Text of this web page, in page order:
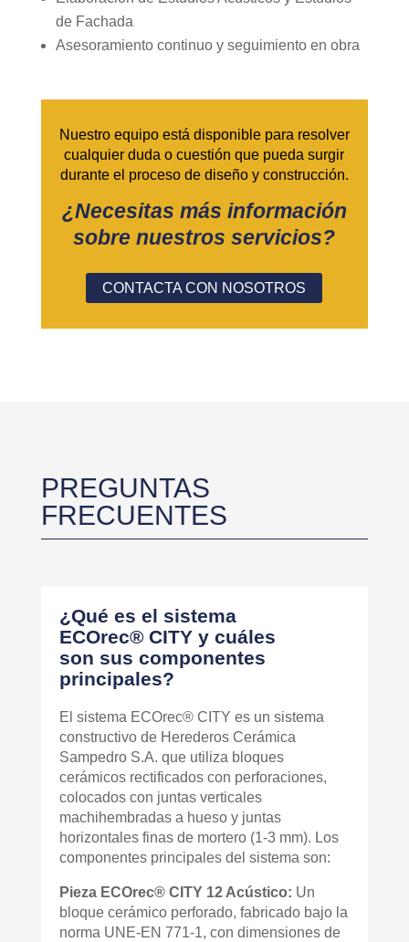
de Fachada
Asesoramiento continuo y seguimiento en obra
Nuestro equipo está disponible para resolver
cualquier duda o cuestión que pueda surgir
durante el proceso de diseño y construcción.
¿Necesitas más información
sobre nuestros servicios?
CONTACTA CON NOSOTROS
PREGUNTAS
FRECUENTES
¿Qué es el sistema
ECOrec® CITY y cuáles
son sus componentes
principales?
El sistema ECOrec® CITY es un sistema
constructivo de Herederos Cerámica
Sampedro S.A. que utiliza bloques
cerámicos rectificados con perforaciones,
colocados con juntas verticales
machihembradas a hueso y juntas
horizontales finas de mortero (1-3 mm). Los
componentes principales del sistema son:
Pieza ECOrec® CITY 12 Acústico: Un
bloque cerámico perforado, fabricado bajo la
norma UNE-EN 771-1, con dimensiones de